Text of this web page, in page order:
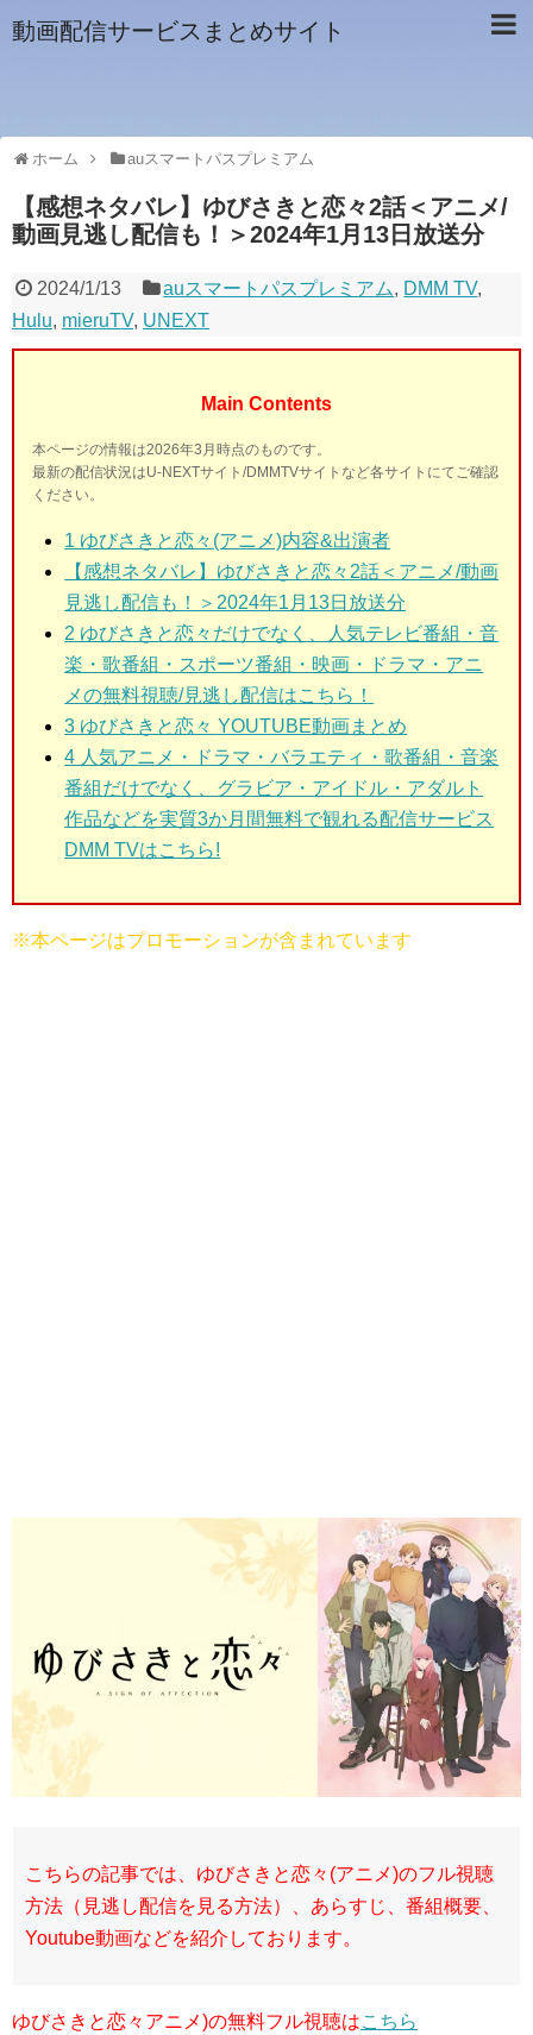
動画配信サービスまとめサイト
ホーム auスマートパスプレミアム
【感想ネタバレ】ゆびさきと恋々2話＜アニメ/
動画見逃し配信も！＞2024年1月13日放送分
2024/1/13 auスマートパスプレミアム, DMM TV,
Hulu, mieruTV, UNEXT
Main Contents
本ページの情報は2026年3月時点のものです。
最新の配信状況はU-NEXTサイト/DMMTVサイトなど各サイトにてご確認
ください。
1 ゆびさきと恋々(アニメ)内容&出演者
【感想ネタバレ】ゆびさきと恋々2話＜アニメ/動画
見逃し配信も！＞2024年1月13日放送分
2 ゆびさきと恋々だけでなく、人気テレビ番組・音
楽・歌番組・スポーツ番組・映画・ドラマ・アニ
メの無料視聴/見逃し配信はこちら！
3 ゆびさきと恋々YOUTUBE動画まとめ
4 人気アニメ・ドラマ・バラエティ・歌番組・音楽
番組だけでなく、グラビア・アイドル・アダルト
作品などを実質3か月間無料で観れる配信サービス
DMM TVはこちら!
※本ページはプロモーションが含まれています
こちらの記事では、ゆびさきと恋々(アニメ)のフル視聴
方法（見逃し配信を見る方法）、あらすじ、番組概要、
Youtube動画などを紹介しております。
ゆびさきと恋々アニメ)の無料フル視聴はこちら